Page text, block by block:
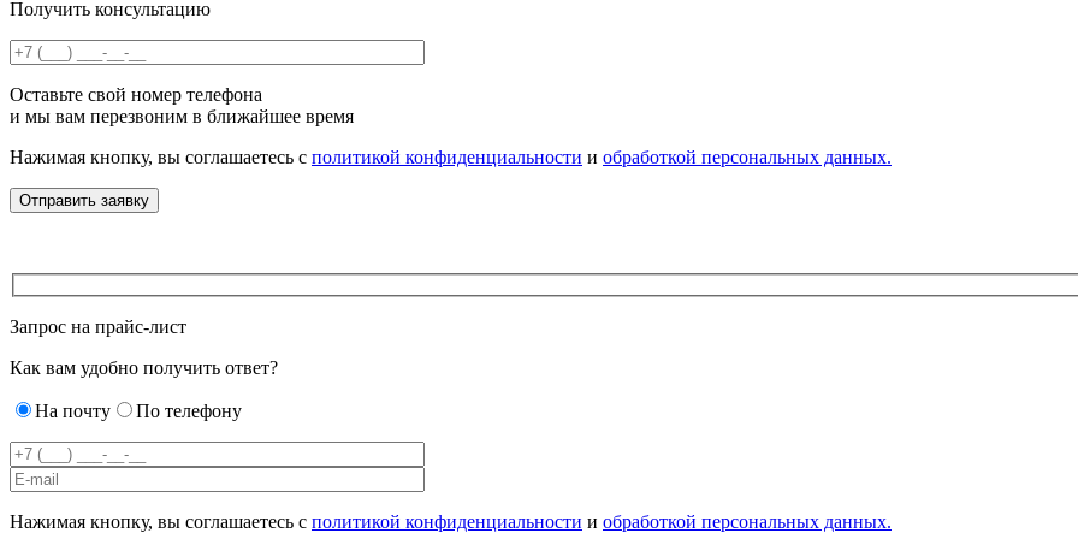
Получить консультацию
Оставьте свой номер телефона
и мы вам перезвоним в ближайшее время
Нажимая кнопку, вы соглашаетесь с политикой конфиденциальности и обработкой персональных данных.
Запрос на прайс-лист
Как вам удобно получить ответ?
На почту По телефону
Нажимая кнопку, вы соглашаетесь с политикой конфиденциальности и обработкой персональных данных.